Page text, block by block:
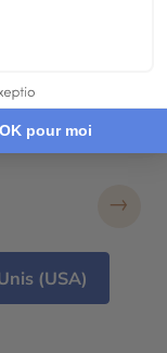
- Grand
National de
→
(USA)